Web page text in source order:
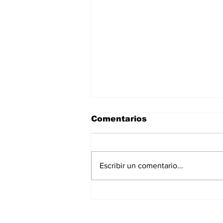
Comentarios
Escribir un comentario...